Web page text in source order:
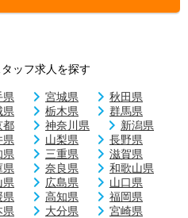
ッフ求人を探す
県 宮城県
秋田県
県 栃木県
群馬県
都 神奈川県
新潟県
県 山梨県
長野県
県 三重県
滋賀県
県 奈良県
和歌山県
県 広島県
山口県
県 高知県
福岡県
県 大分県
宮崎県